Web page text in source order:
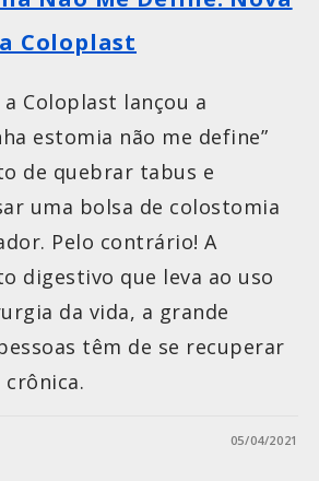
Coloplast
Coloplast lançou a
estomia não me define”
de quebrar tabus e
uma bolsa de colostomia
Pelo contrário! A
digestivo que leva ao uso
da vida, a grande
têm de se recuperar
crônica.
05/04/2021